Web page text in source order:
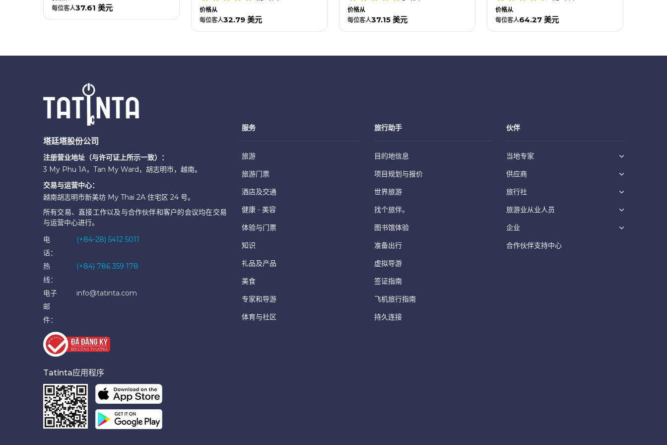
每位客人37.61 美元
价格从
每位客人32.79 美元
价格从
每位客人37.15 美元
价格从
每位客人64.27 美元
塔廷塔股份公司
注册营业地址（与许可证上所示一致）：
3 My Phu 1A，Tan My Ward，胡志明市，越南。
交易与运营中心：
越南胡志明市新美坊 My Thai 2A 住宅区 24 号。
所有交易、直接工作以及与合作伙伴和客户的会议均在交易
与运营中心进行。
电
话：
(+84-28) 5412 5011
热
线：
(+84) 786 359 178
电子
邮
件：
info@tatinta.com
Tatinta应用程序
服务
旅游
旅游门票
酒店及交通
健康 - 美容
体验与门票
知识
礼品及产品
美食
专家和导游
体育与社区
旅行助手
目的地信息
项目规划与报价
世界旅游
找个旅伴。
图书馆体验
准备出行
虚拟导游
签证指南
飞机旅行指南
持久连接
伙伴
当地专家
供应商
旅行社
旅游业从业人员
企业
合作伙伴支持中心